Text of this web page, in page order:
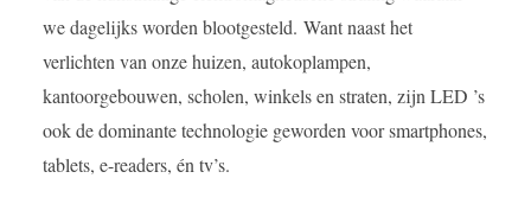
we dagelijks worden blootgesteld. Want naast het
verlichten van onze huizen, autokoplampen,
kantoorgebouwen, scholen, winkels en straten, zijn LED ’s
ook de dominante technologie geworden voor smartphones,
tablets, e-readers, én tv’s.